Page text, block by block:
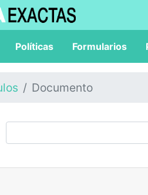
Políticas Formularios
Documento